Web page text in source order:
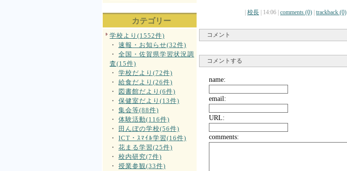
カテゴリー
学校より(1552件)
・ 速報・お知らせ(32件)
・ 全国・佐賀県学習状況調
査(15件)
・ 学校だより(72件)
・ 給食だより(26件)
・
図書館だより(6件)
・ 保健室だより(13件)
・ 集会等(88件)
・ 体験活動(116件)
・
田んぼの学校(56件)
・ ICT・ｽﾏｲﾙ学習(16件)
・ 花まる学習(25件)
・ 校内研究(7件)
・ 授業参観(33件)
校長 | 14:06 | comments (0) trackback (0)
コメント
コメントする
name:
email:
URL:
comments: